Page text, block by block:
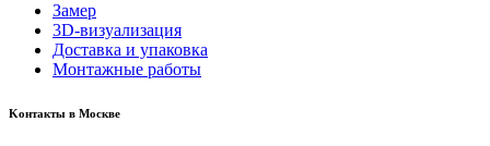
Замер
3D-визуализация
Доставка и упаковка
Монтажные работы
Kонтакты в Москве